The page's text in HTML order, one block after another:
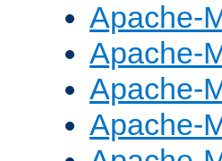
Apache-
Apache-
Apache-
Apache-